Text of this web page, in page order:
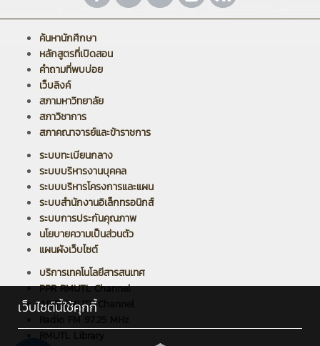
ค้นหานักศึกษา
หลักสูตรที่เปิดสอน
คำถามที่พบบ่อย
เว็บลิงค์
สภามหาวิทยาลัย
สภาวิชาการ
สภาคณาจารย์และข้าราชการ
ระบบทะเบียนกลาง
ระบบบริหารงานบุคคล
ระบบบริหารโครงการและแผน
ระบบสำนักงานอิเล็กทรอนิกส์
ระบบการประกันคุณภาพ
นโยบายความเป็นส่วนตัว
แผนผังเว็บไซต์
บริการเทคโนโลยีสารสนเทศ
PPR RMUTL Channel
ARIT RMUTL Channel
Radio FM 97.25 MHz
เว็บไซต์นี้ใช้คุกกี้